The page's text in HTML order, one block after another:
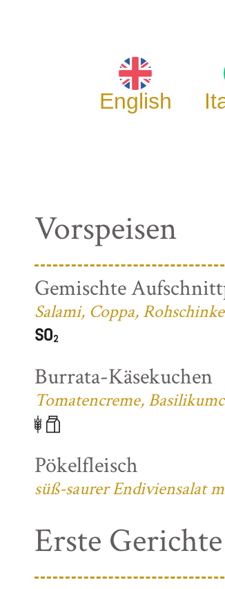
English
Vorspeisen
Gemischte
Salami, Coppa,
Burrata-Käsekuchen
Tomatencreme,
Pökelfleisch
süß-saurer Endiviensalat
Erste Gerichte